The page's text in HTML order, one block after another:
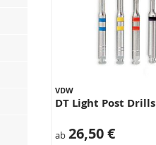
VDW
DT Light Post Drills
ab 26,50 €